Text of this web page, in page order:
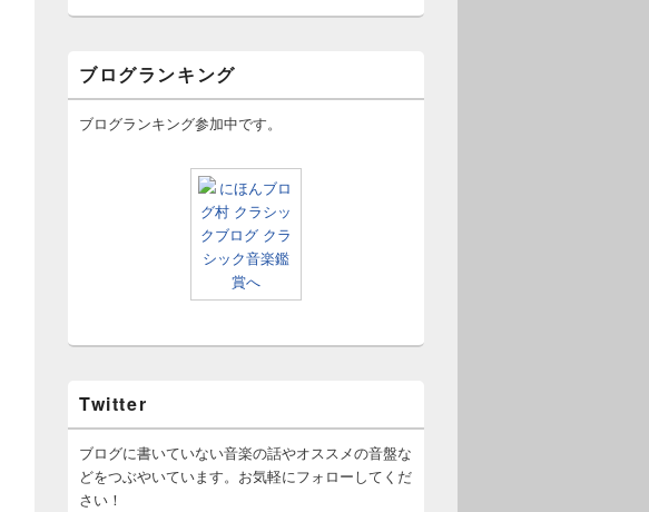
ブログランキング
ブログランキング参加中です。
Twitter
ブログに書いていない音楽の話やオススメの音盤な
どをつぶやいています。お気軽にフォローしてくだ
さい！